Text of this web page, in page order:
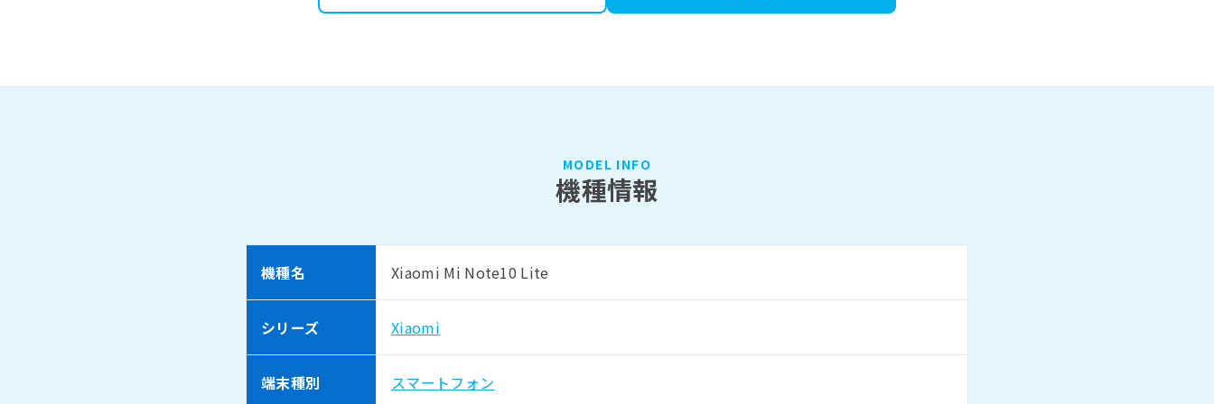
MODEL INFO
機種情報
機種名 Xiaomi Mi Note10 Lite
シリーズ Xiaomi
端末種別 スマートフォン